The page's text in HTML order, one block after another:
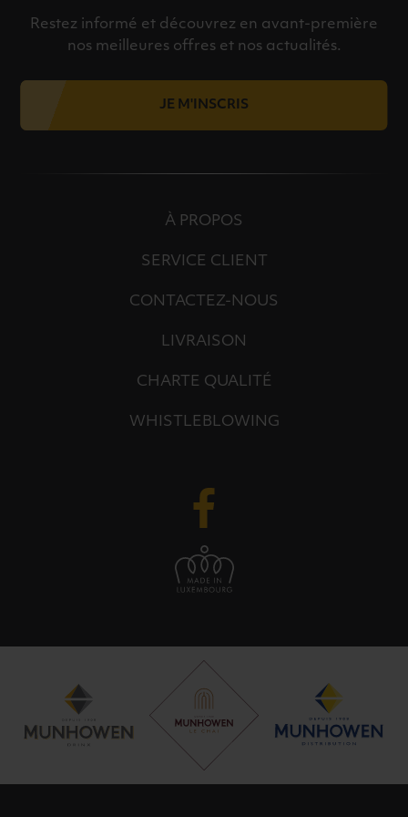
Restez informé et découvrez en avant-première
nos meilleures offres et nos actualités.
JE M'INSCRIS
À PROPOS
SERVICE CLIENT
CONTACTEZ-NOUS
LIVRAISON
CHARTE QUALITÉ
WHISTLEBLOWING